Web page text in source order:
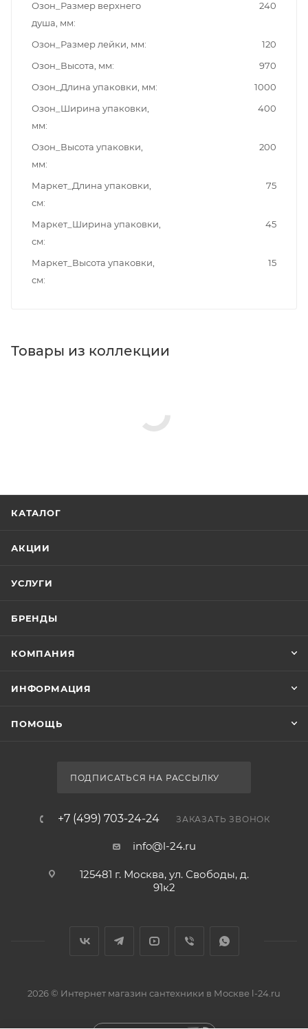
Озон_Размер верхнего
душа, мм
240
Озон_Размер лейки, мм
120
Озон_Высота, мм
970
Озон_Длина упаковки, мм
1000
Озон_Ширина упаковки,
мм
400
Озон_Высота упаковки,
мм
200
Маркет_Длина упаковки,
см
75
Маркет_Ширина упаковки,
см
45
Маркет_Высота упаковки,
см
15
Товары из коллекции
КАТАЛОГ
АКЦИИ
УСЛУГИ
БРЕНДЫ
КОМПАНИЯ
ИНФОРМАЦИЯ
ПОМОЩЬ
ПОДПИСАТЬСЯ НА РАССЫЛКУ
+7 (499) 703-24-24 ЗАКАЗАТЬ ЗВОНОК
info@l-24.ru
125481 г. Москва, ул. Свободы, д.
91к2
2026 © Интернет магазин сантехники в Москве l-24.ru